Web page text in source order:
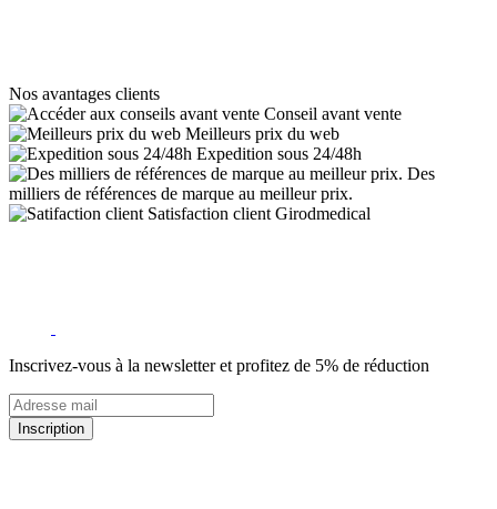
Nos avantages clients
Conseil avant vente
Meilleurs prix du web
Expedition sous 24/48h
Des
milliers de références de marque au meilleur prix.
Satisfaction client Girodmedical
Inscrivez-vous à la newsletter et profitez de 5% de réduction
Inscription